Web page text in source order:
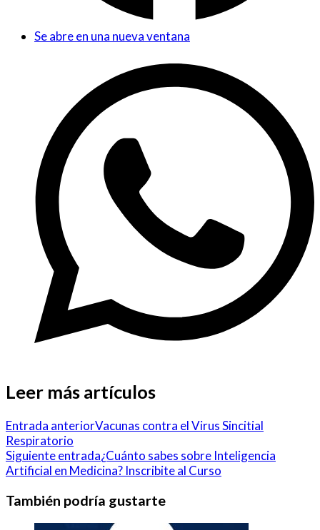
Se abre en una nueva ventana
Leer más artículos
Entrada anteriorVacunas contra el Virus Sincitial
Respiratorio
Siguiente entrada¿Cuánto sabes sobre Inteligencia
Artificial en Medicina? Inscribite al Curso
También podría gustarte